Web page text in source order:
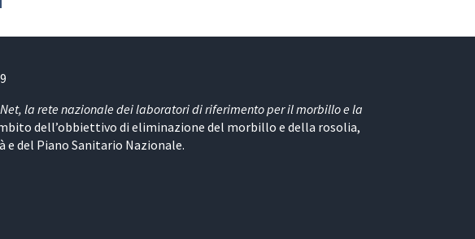
la rete nazionale dei laboratori di riferimento per il morbillo e la
dell’obbiettivo di eliminazione del morbillo e della rosolia,
del Piano Sanitario Nazionale.